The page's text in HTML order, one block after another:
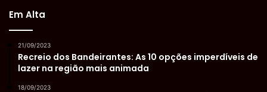
Em Alta
21/09/2023
Recreio dos Bandeirantes: As 10 opções imperdíveis de
lazer na região mais animada
18/09/2023